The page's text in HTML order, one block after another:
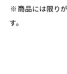
※商品には限りが
す。